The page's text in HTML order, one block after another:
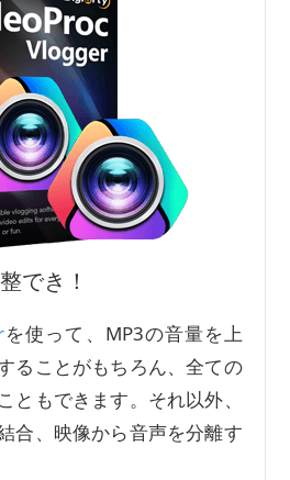
でき！
を使って、MP3の音量を上
ることがもちろん、全ての
ともできます。それ以外、
合、映像から音声を分離す